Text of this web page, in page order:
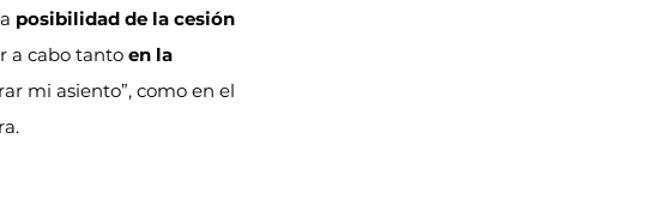
posibilidad de la cesión
a cabo tanto en la
mi asiento”, como en el